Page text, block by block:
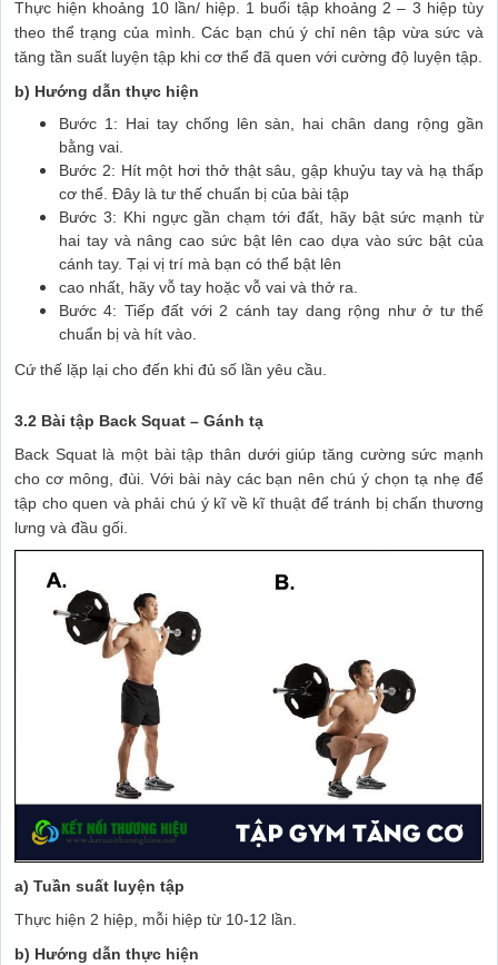
Thực hiện khoảng 10 lần/ hiệp. 1 buổi tập khoảng 2 – 3 hiệp tùy
theo thể trạng của mình. Các bạn chú ý chỉ nên tập vừa sức và
tăng tần suất luyện tập khi cơ thể đã quen với cường độ luyện tập.
b) Hướng dẫn thực hiện
Bước 1: Hai tay chống lên sàn, hai chân dang rộng gần
bằng vai.
Bước 2: Hít một hơi thở thật sâu, gập khuỷu tay và hạ thấp
cơ thể. Đây là tư thế chuẩn bị của bài tập
Bước 3: Khi ngực gần chạm tới đất, hãy bật sức mạnh từ
hai tay và nâng cao sức bật lên cao dựa vào sức bật của
cánh tay. Tại vị trí mà bạn có thể bật lên
cao nhất, hãy vỗ tay hoặc vỗ vai và thở ra.
Bước 4: Tiếp đất với 2 cánh tay dang rộng như ở tư thế
chuẩn bị và hít vào.
Cứ thế lặp lại cho đến khi đủ số lần yêu cầu.
3.2 Bài tập Back Squat – Gánh tạ
Back Squat là một bài tập thân dưới giúp tăng cường sức mạnh
cho cơ mông, đùi. Với bài này các bạn nên chú ý chọn tạ nhẹ để
tập cho quen và phải chú ý kĩ về kĩ thuật để tránh bị chấn thương
lưng và đầu gối.
a) Tuần suất luyện tập
Thực hiện 2 hiệp, mỗi hiệp từ 10-12 lần.
b) Hướng dẫn thực hiện